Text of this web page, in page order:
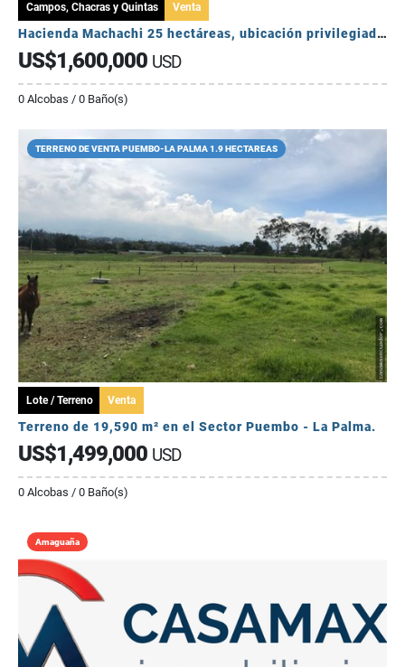
Campos, Chacras y Quintas Venta
Hacienda Machachi 25 hectáreas, ubicación privilegiada. Mucha Agua
US$1,600,000 USD
0 Alcobas / 0 Baño(s)
TERRENO DE VENTA PUEMBO-LA PALMA 1.9 HECTAREAS
Lote / Terreno Venta
Terreno de 19,590 m² en el Sector Puembo - La Palma.
US$1,499,000 USD
0 Alcobas / 0 Baño(s)
Amaguaña